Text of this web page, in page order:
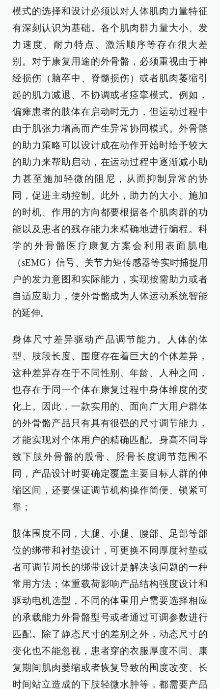
模式的选择和设计必须以对人体肌肉力量特征
有深刻认识为基础。各个肌肉群力量大小、发
力速度、耐力特点、激活顺序等存在很大差
别。对于康复用途的外骨骼，必须重视由于神
经损伤（脑卒中、脊髓损伤）或者肌肉萎缩引
起的肌力减退、不协调或者痉挛模式。例如，
偏瘫患者的肢体在启动时无力，但运动过程中
由于肌张力增高而产生异常协同模式。外骨骼
的助力策略可以设计成在动作开始时给予较大
的助力来帮助启动，在运动过程中逐渐减小助
力甚至施加轻微的阻尼，从而抑制异常的协
同，促进主动控制。此外，助力的大小、施加
的时机、作用的方向都要根据各个肌肉群的功
能以及患者的残存能力来精确地进行编程。科
学的外骨骼医疗康复方案会利用表面肌电
（sEMG）信号、关节力矩传感器等实时捕捉用
户的发力意图和实际能力，实现按需助力或者
自适应助力，使外骨骼成为人体运动系统智能
的延伸。
身体尺寸差异驱动产品调节能力。人体的体
型、肢段长度、围度存在着巨大的个体差异，
这种差异存在于不同性别、年龄、人种之间，
也存在于同一个体在康复过程中身体维度的变
化上。因此，一款实用的、面向广大用户群体
的外骨骼产品只有具有很强的尺寸调节能力，
才能实现对个体用户的精确匹配。身高不同导
致下肢外骨骼的股骨、胫骨长度调节范围不
同，产品设计时要确定覆盖主要目标人群的伸
缩区间，还要保证调节机构操作简便、锁紧可
靠；
肢体围度不同，大腿、小腿、腰部、足部等部
位的绑带和衬垫设计，可更换不同厚度衬垫或
者可调节周长的绑带设计是解决该问题的一种
常用方法；体重载荷影响产品结构强度设计和
驱动电机选型，不同的体重用户需要选择相应
的承载能力外骨骼型号或者通过可调参数进行
匹配。除了静态尺寸的差别之外，动态尺寸的
变化也不能忽视，患者穿的衣服厚度不同、康
复期间肌肉萎缩或者恢复导致的围度改变、长
时间站立造成的下肢轻微水肿等，都需要产品